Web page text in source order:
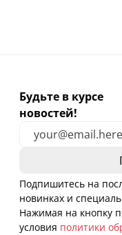
Будьте в курсе
новостей!
Подпишитесь на
новинках и
Нажимая на кнопку
условия политики